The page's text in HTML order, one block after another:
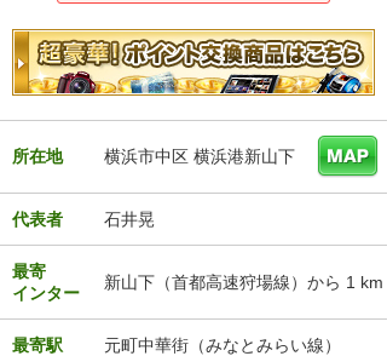
所在地 横浜市中区 横浜港新山下
代表者 石井晃
最寄
インター
新山下（首都高速狩場線）から 1 km
最寄駅 元町中華街（みなとみらい線）